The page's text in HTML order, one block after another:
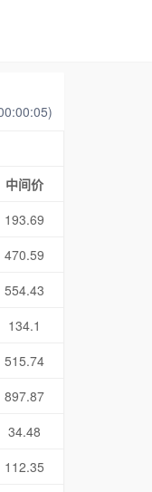
中间价
193.69
470.59
554.43
134.1
515.74
897.87
34.48
112.35